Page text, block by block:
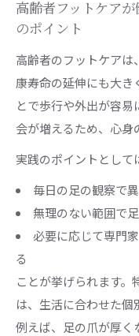
高齢者フッ
訪問型高齢
ート内容
高齢者フッ
重要性
高齢者フッ
の流れ
高齢者フッ
を解説
高齢者フットケア
のポイント
高齢者のフットケア
康寿命の延伸にも大き
とで歩行や外出が容
会が増えるため、心身
実践のポイントとして
毎日の足の観察で
無理のない範囲で
必要に応じて専門
る
ことが挙げられます
は、生活に合わせた個
例えば、足の爪が厚く